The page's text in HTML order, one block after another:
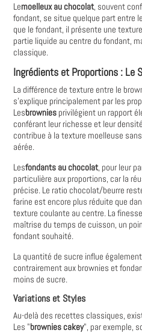
Lemoelleux au chocolat, souvent
fondant, se situe quelque part entre
que le fondant, il présente une
partie liquide au centre du fondant,
classique.
Ingrédients et Proportions : Le
La différence de texture entre le
s'explique principalement par les
Lesbrownies privilégient un rapport
conférant leur richesse et leur
contribue à la texture moelleuse
aérée.
Lesfondants au chocolat, pour leur
particulière aux proportions, car la
précise. Le ratio chocolat/beurre
farine est encore plus réduite que
texture coulante au centre. La
maîtrise du temps de cuisson, un
fondant souhaité.
La quantité de sucre influe
contrairement aux brownies et
moins de sucre.
Variations et Styles
Au-delà des recettes classiques,
Les "brownies cakey", par exemple,